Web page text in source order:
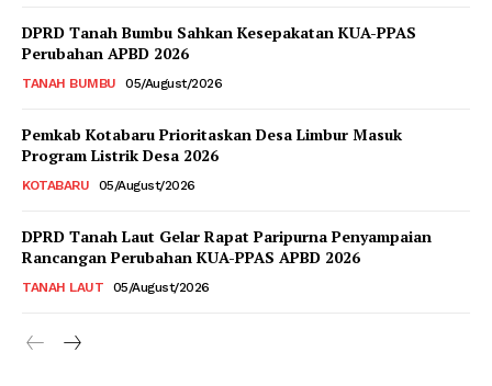
DPRD Tanah Bumbu Sahkan Kesepakatan KUA-PPAS
Perubahan APBD 2026
TANAH BUMBU 05/August/2026
Pemkab Kotabaru Prioritaskan Desa Limbur Masuk
Program Listrik Desa 2026
KOTABARU 05/August/2026
DPRD Tanah Laut Gelar Rapat Paripurna Penyampaian
Rancangan Perubahan KUA-PPAS APBD 2026
TANAH LAUT 05/August/2026